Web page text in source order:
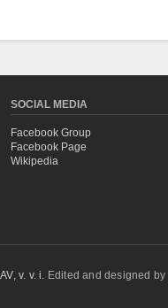
SOCIAL MEDIA
Facebook Group
Facebook Page
Wikipedia
v. v. i. Edited and designed by